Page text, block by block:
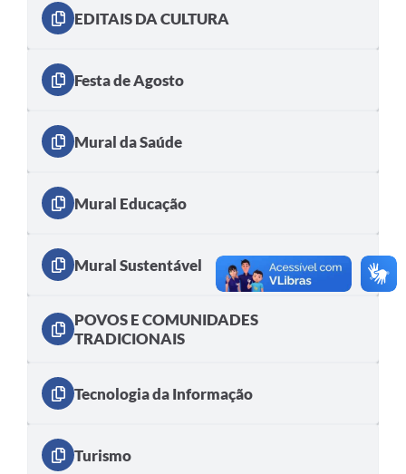
EDITAIS DA CULTURA
Festa de Agosto
Mural da Saúde
Mural Educação
Mural Sustentável
POVOS E COMUNIDADES
TRADICIONAIS
Tecnologia da Informação
Turismo